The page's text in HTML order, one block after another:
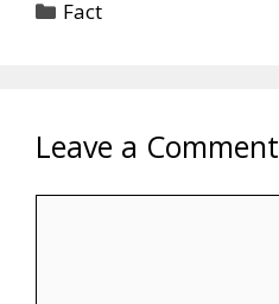
Categories
Fact
Leave a Comment